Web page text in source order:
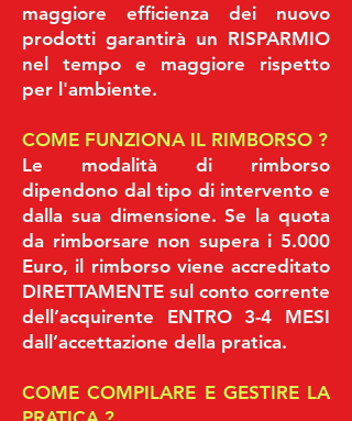
maggiore efficienza dei nuovo
prodotti garantirà un RISPARMIO
nel tempo e maggiore rispetto
per l'ambiente.
COME FUNZIONA IL RIMBORSO ?
Le modalità di rimborso
dipendono dal tipo di intervento e
dalla sua dimensione. Se la quota
da rimborsare non supera i 5.000
Euro, il rimborso viene accreditato
DIRETTAMENTE sul conto corrente
dell’acquirente ENTRO 3-4 MESI
dall’accettazione della pratica.
COME COMPILARE E GESTIRE LA